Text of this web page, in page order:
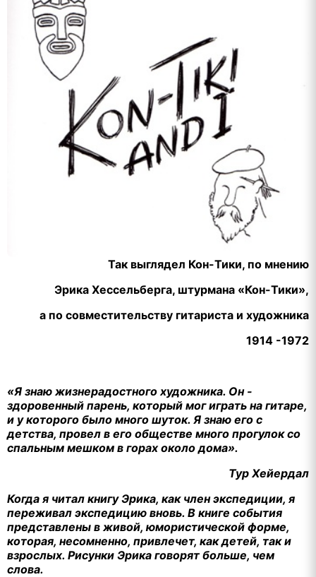
Так выглядел Кон-Тики, по мнению
Эрика Хессельберга, штурмана «Кон-Тики»,
а по совместительству гитариста и художника
1914 -1972
«Я знаю жизнерадостного художника. Он -
здоровенный парень, который мог играть на гитаре,
и у которого было много шуток. Я знаю его с
детства, провел в его обществе много прогулок со
спальным мешком в горах около дома».
Тур Хейердал
Когда я читал книгу Эрика, как член экспедиции, я
переживал экспедицию вновь. В книге события
представлены в живой, юмористической форме,
которая, несомненно, привлечет, как детей, так и
взрослых. Рисунки Эрика говорят больше, чем
слова.